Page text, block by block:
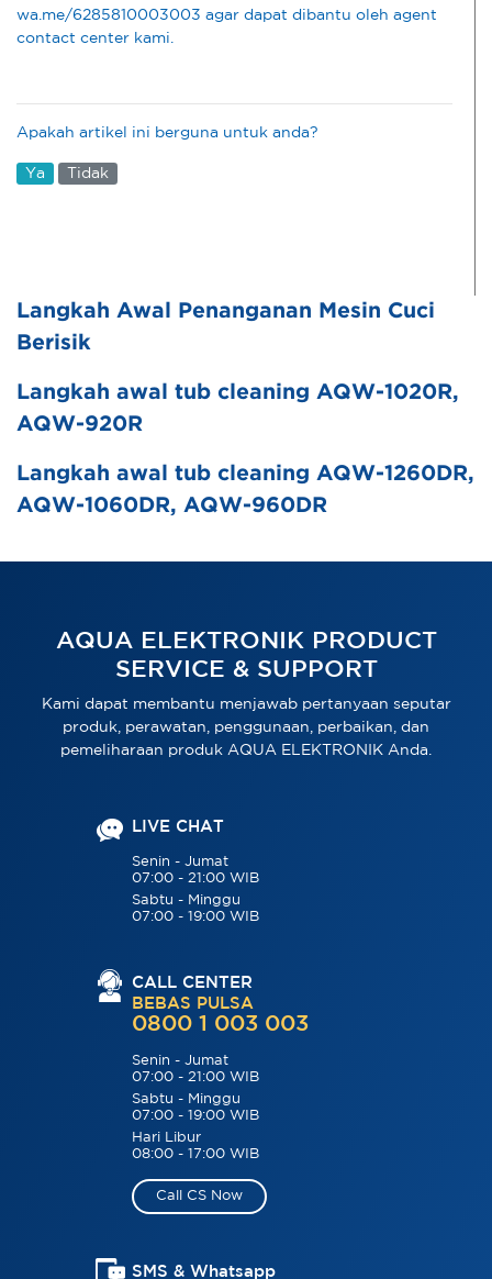
wa.me/6285810003003 agar dapat dibantu oleh agent
contact center kami.
Apakah artikel ini berguna untuk anda?
Ya Tidak
Langkah Awal Penanganan Mesin Cuci
Berisik
Langkah awal tub cleaning AQW-1020R,
AQW-920R
Langkah awal tub cleaning AQW-1260DR,
AQW-1060DR, AQW-960DR
AQUA ELEKTRONIK PRODUCT
SERVICE & SUPPORT
Kami dapat membantu menjawab pertanyaan seputar
produk, perawatan, penggunaan, perbaikan, dan
pemeliharaan produk AQUA ELEKTRONIK Anda.
LIVE CHAT
Senin - Jumat
07:00 - 21:00 WIB
Sabtu - Minggu
07:00 - 19:00 WIB
CALL CENTER
BEBAS PULSA
0800 1 003 003
Senin - Jumat
07:00 - 21:00 WIB
Sabtu - Minggu
07:00 - 19:00 WIB
Hari Libur
08:00 - 17:00 WIB
Call CS Now
SMS & Whatsapp